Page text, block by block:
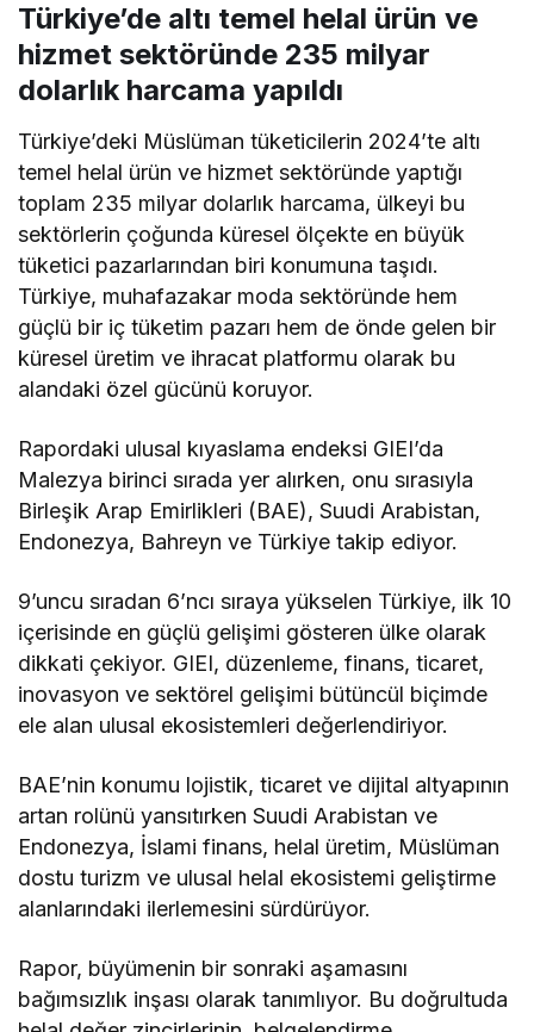
Türkiye’de altı temel helal ürün ve
hizmet sektöründe 235 milyar
dolarlık harcama yapıldı
Türkiye’deki Müslüman tüketicilerin 2024’te altı
temel helal ürün ve hizmet sektöründe yaptığı
toplam 235 milyar dolarlık harcama, ülkeyi bu
sektörlerin çoğunda küresel ölçekte en büyük
tüketici pazarlarından biri konumuna taşıdı.
Türkiye, muhafazakar moda sektöründe hem
güçlü bir iç tüketim pazarı hem de önde gelen bir
küresel üretim ve ihracat platformu olarak bu
alandaki özel gücünü koruyor.
Rapordaki ulusal kıyaslama endeksi GIEI’da
Malezya birinci sırada yer alırken, onu sırasıyla
Birleşik Arap Emirlikleri (BAE), Suudi Arabistan,
Endonezya, Bahreyn ve Türkiye takip ediyor.
9’uncu sıradan 6’ncı sıraya yükselen Türkiye, ilk 10
içerisinde en güçlü gelişimi gösteren ülke olarak
dikkati çekiyor. GIEI, düzenleme, finans, ticaret,
inovasyon ve sektörel gelişimi bütüncül biçimde
ele alan ulusal ekosistemleri değerlendiriyor.
BAE’nin konumu lojistik, ticaret ve dijital altyapının
artan rolünü yansıtırken Suudi Arabistan ve
Endonezya, İslami finans, helal üretim, Müslüman
dostu turizm ve ulusal helal ekosistemi geliştirme
alanlarındaki ilerlemesini sürdürüyor.
Rapor, büyümenin bir sonraki aşamasını
bağımsızlık inşası olarak tanımlıyor. Bu doğrultuda